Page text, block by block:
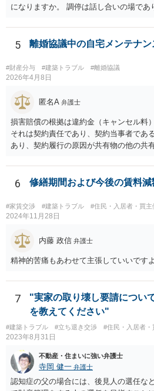
になりますか。 調停は話し合いの場で
いう姑息な手段は使えませんし、公平か
は、当事者と裁判所が同じ主張と証拠関
ついて、何か工夫できる点があればご教
弁護士によって考え方が異なるかもしれ
にとって不利な事実が隠されているとい
グ等することはありますが、それは手続
判所は公平な第三者であり、調停委員会
があります。手続を有利に進めたいので
回提出を予定している資料がどのような
て具体的なに採るべき手段は変わってく
事情を踏まえない一般論としてご理解い
ます。
5 離婚協議中の自宅メンテナ
#財産分与 #建築トラブル #離婚協議
2026年4月8日
匿名A 弁護士
損害賠償の根拠は違約金（キャンセル料
それは契約責任であり、契約当事者であ
あり、契約履行の原因が共有物の他の共
るべきものであり、奥さんが負担すべき
奥さんにメンテナンス工事契約を承諾し
をお薦めします。
6 修繕期間および今後の賃料減
#家賃交渉 #建築トラブル #住民・入居者・買主
2024年11月28日
内藤 政信 弁護士
精神的苦痛もあわせて主張していいです
7
"実家の取り壊し要請につい
を教えてください"
#建築トラブル #立ち退き交渉 #住民・入居者・
2023年8月31日
不動産・住まいに強い弁護士
寺岡 健一 弁護士
認知症の父の場合には、後見人の選任な